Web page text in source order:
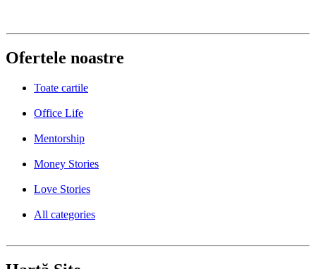
Ofertele noastre
Toate cartile
Office Life
Mentorship
Money Stories
Love Stories
All categories